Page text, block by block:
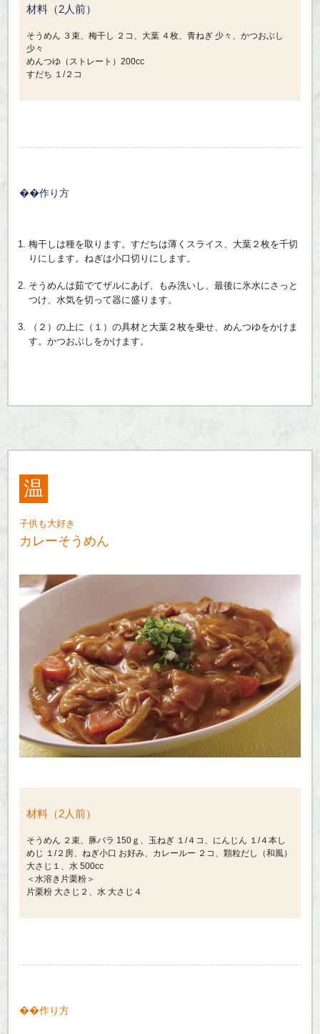
材料（2人前）
そうめん ３束、梅干し ２コ、大葉 ４枚、青ねぎ 少々、かつおぶし
少々
めんつゆ（ストレート）200cc
すだち １/２コ
作り方
梅干しは種を取ります。すだちは薄くスライス、大葉２枚を千切
りにします。ねぎは小口切りにします。
そうめんは茹でてザルにあげ、もみ洗いし、最後に氷水にさっと
つけ、水気を切って器に盛ります。
（２）の上に（１）の具材と大葉２枚を乗せ、めんつゆをかけま
す。かつおぶしをかけます。
温
子供も大好き
カレーそうめん
材料（2人前）
そうめん ２束、豚バラ 150ｇ、玉ねぎ １/４コ、にんじん １/４本し
めじ １/２房、ねぎ小口 お好み、カレールー ２コ、顆粒だし（和風）
大さじ１、水 500cc
＜水溶き片栗粉＞
片栗粉 大さじ２、水 大さじ４
作り方